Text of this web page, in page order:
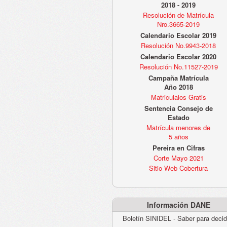
2018 - 2019
Resolución de Matrícula
Nro.3665-2019
Calendario Escolar 2019
Resolución No.9943-2018
Calendario Escolar 2020
Resolución No.11527-2019
Campaña Matrícula
Año 2018
Matriculalos Gratis
Sentencia Consejo de
Estado
Matrícula menores de
5 años
Pereira en Cifras
Corte Mayo 2021
Sitio Web Cobertura
Información DANE
Boletín SINIDEL - Saber para